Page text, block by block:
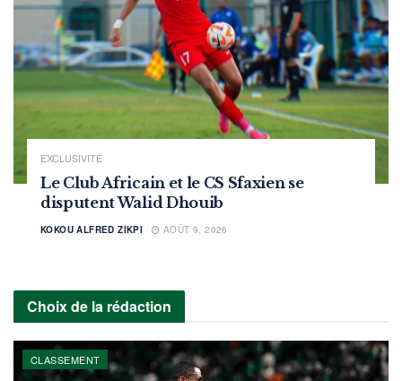
EXCLUSIVITÉ
Le Club Africain et le CS Sfaxien se
disputent Walid Dhouib
KOKOU ALFRED ZIKPI AOÛT 9, 2026
Choix de la rédaction
CLASSEMENT